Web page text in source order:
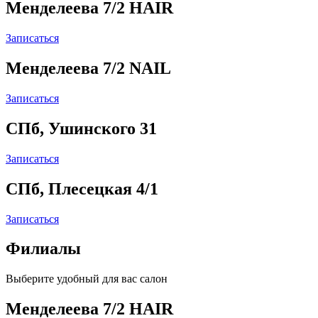
Менделеева 7/2 HAIR
Записаться
Менделеева 7/2 NAIL
Записаться
СПб, Ушинского 31
Записаться
СПб, Плесецкая 4/1
Записаться
Филиалы
Выберите удобный для вас салон
Менделеева 7/2 HAIR